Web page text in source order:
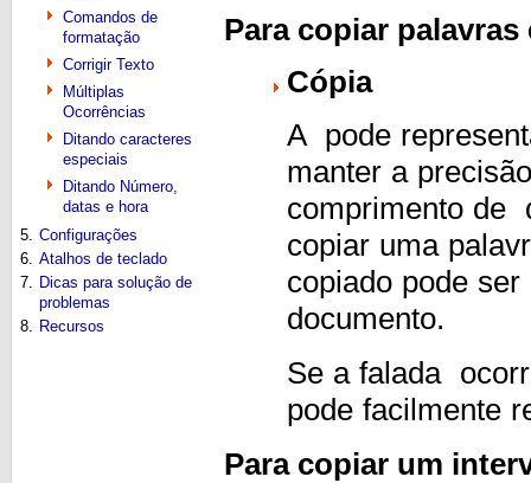
Comandos de
formatação
Corrigir Texto
Múltiplas
Ocorrências
Ditando caracteres
especiais
Ditando Número,
datas e hora
5. Configurações
6. Atalhos de teclado
7. Dicas para solução de
problemas
8. Recursos
Para copiar palavras
Cópia
A pode
manter a
comprimento de
copiar uma
copiado pode
documento.
Se a falada
pode facilmente
Para copiar um